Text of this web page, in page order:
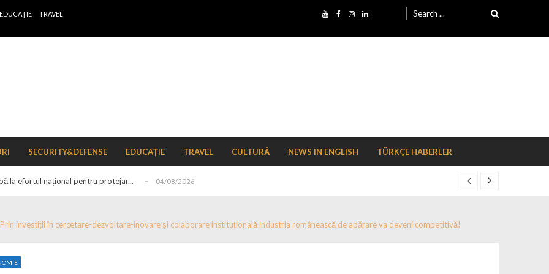
EDUCAȚIE
TRAVEL
Search for:
SECURITY&DEFENSE EDUCAȚIE TRAVEL CULTURĂ NEWS IN ENGLISH TÜRKÇE HABERLER
la efortul național pentru protejar... 04/08/2026
Catalogului național al zonelor pri...
tema energiei
investiții în cercetare-dezvoltare-inovare și colaborare instituțională industria românească de apărare va deveni competitivă!